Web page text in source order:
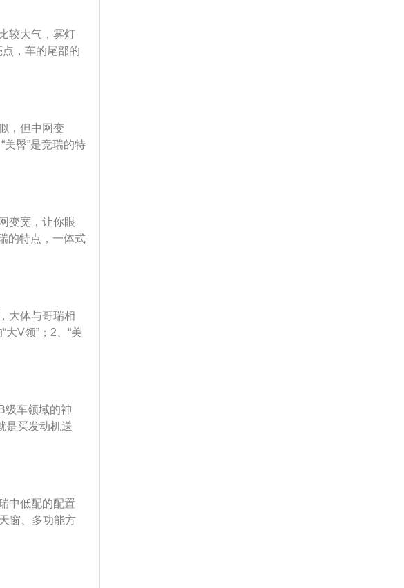
以去试驾一
。
使用的线条比
款本田竞瑞的
前驱的驱动方
死、制动力分
2017款本田竞
/米，最高车速
合油耗为5.7
较大气，雾灯
，车的尾部的
质属于比较优
但是车内无论
科技感，不符
结实耐用，方
的规格为那45
寸更大的车
面实在是不符
降低价格了，
别的车，这个
，但中网变
美臀”是竞瑞的特
3、掀背设计
4、竞瑞内饰
控式多媒体显
三圆形调整为
变宽，让你眼
的特点，一体式
计就是区别与
饰基本延续了
显示屏等。此
为双圆形设
大体与哥瑞相
V领”；2、“美
于实际作用；
感十分突出；
能方向盘、触
表盘由哥瑞的
明显。
级车领域的神
是买发动机送
不过即使强如
经典版车型，
道辅助系统
中低配的配置
窗、多功能方
可以说把简配
；3、内饰塑